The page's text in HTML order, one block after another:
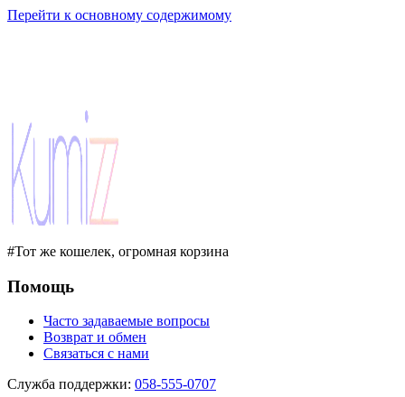
Перейти к основному содержимому
#Тот же кошелек, огромная корзина
Помощь
Часто задаваемые вопросы
Возврат и обмен
Связаться с нами
Служба поддержки: 058-555-0707